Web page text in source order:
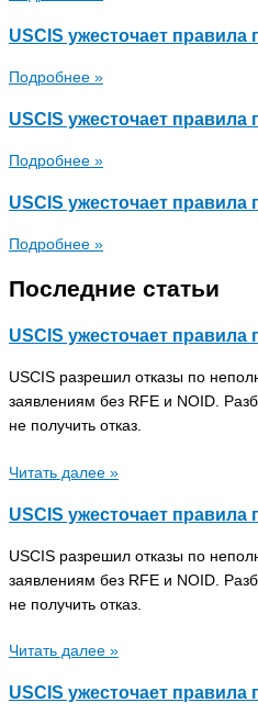
USCIS ужесточает
Подробнее »
USCIS ужесточает
Подробнее »
USCIS ужесточает
Подробнее »
Последние статьи
USCIS ужесточает
USCIS разрешил отказы по
заявлениям без RFE и NOID.
не получить отказ.
Читать далее »
USCIS ужесточает
USCIS разрешил отказы по
заявлениям без RFE и NOID.
не получить отказ.
Читать далее »
USCIS ужесточает